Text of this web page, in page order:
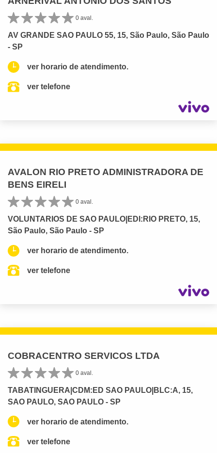
0 aval.
AV GRANDE SAO PAULO 55, 15, São Paulo, São Paulo
- SP
ver horario de atendimento.
ver telefone
AVALON RIO PRETO ADMINISTRADORA DE
BENS EIRELI
0 aval.
VOLUNTARIOS DE SAO PAULO|EDI:RIO PRETO, 15,
São Paulo, São Paulo - SP
ver horario de atendimento.
ver telefone
COBRACENTRO SERVICOS LTDA
0 aval.
TABATINGUERA|CDM:ED SAO PAULO|BLC:A, 15,
SAO PAULO, SAO PAULO - SP
ver horario de atendimento.
ver telefone